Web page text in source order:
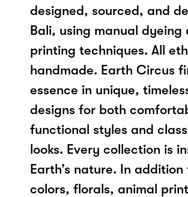
designed, sourced, and
Bali, using manual dyeing
printing techniques. All
handmade. Earth Circus
essence in unique,
designs for both
functional styles and
looks. Every collection is
Earth’s nature. In
colors, florals, animal